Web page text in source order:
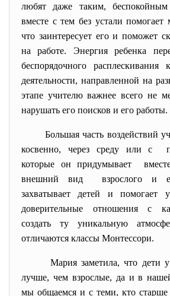
любят даже таким,
вместе с тем без устали
что заинтересует его и поможет
на работе. Энергия ребенка
беспорядочного расплескивания
деятельности, направленной на
этапе учителю важнее всего не
нарушать его поисков и его работы.
Большая часть воздействий
косвенно, через среду или с
которые он придумывает
внешний вид взрослого и
захватывает детей и помогает
доверительные отношения с
создать ту уникальную
отличаются классы Монтессори.
Мария заметила, что дети
лучше, чем взрослые, да и в
мы общаемся и с теми, кто